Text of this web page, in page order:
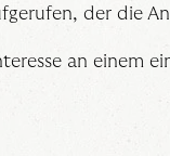
der die
an einem